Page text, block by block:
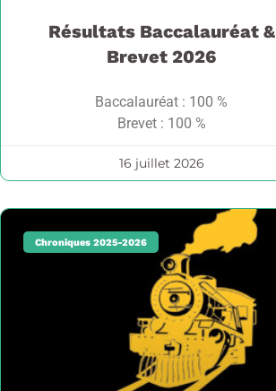
Résultats Baccalauréat &
Brevet 2026
Baccalauréat : 100 %
Brevet : 100 %
16 juillet 2026
Chroniques 2025-2026